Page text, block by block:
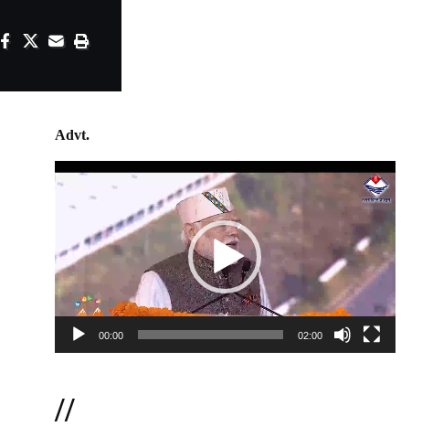
Advt.
Video
00:00 02:00
//